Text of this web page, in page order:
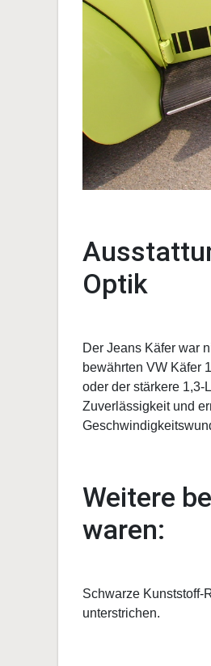
Optik
Der Jeans Käfer war
bewährten VW Käfer
oder der stärkere 1,3-
Zuverlässigkeit und
Weitere
waren:
Schwarze Kunststoff-
unterstrichen.